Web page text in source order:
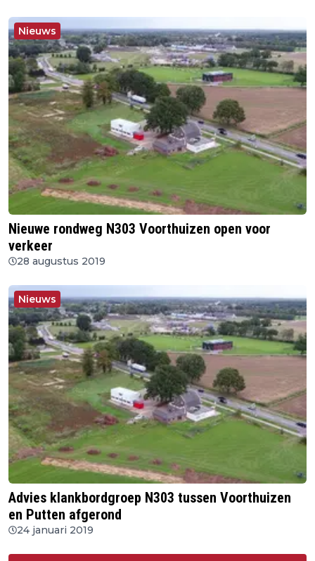
Nieuws
Nieuwe rondweg N303 Voorthuizen open voor
verkeer
28 augustus 2019
Nieuws
Advies klankbordgroep N303 tussen Voorthuizen
en Putten afgerond
24 januari 2019